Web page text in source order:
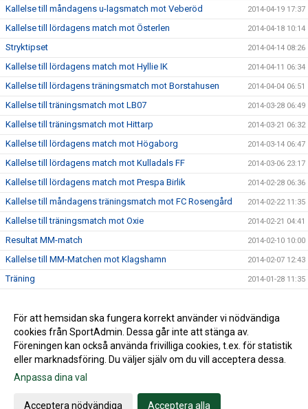
Kallelse till måndagens u-lagsmatch mot Veberöd 2014-04-19 17:37
Kallelse till lördagens match mot Österlen 2014-04-18 10:14
Stryktipset 2014-04-14 08:26
Kallelse till lördagens match mot Hyllie IK 2014-04-11 06:34
Kallelse till lördagens träningsmatch mot Borstahusen 2014-04-04 06:51
Kallelse till träningsmatch mot LB07 2014-03-28 06:49
Kallelse till träningsmatch mot Hittarp 2014-03-21 06:32
Kallelse till lördagens match mot Högaborg 2014-03-14 06:47
Kallelse till lördagens match mot Kulladals FF 2014-03-06 23:17
Kallelse till lördagens match mot Prespa Birlik 2014-02-28 06:36
Kallelse till måndagens träningsmatch mot FC Rosengård 2014-02-22 11:35
Kallelse till träningsmatch mot Oxie 2014-02-21 04:41
Resultat MM-match 2014-02-10 10:00
Kallelse till MM-Matchen mot Klagshamn 2014-02-07 12:43
Träning 2014-01-28 11:35
Lördagsträningen är inställd 2014-01-17 20:19
2014-01-14 14:02
Gå till Webbversion
För att hemsidan ska fungera korrekt använder vi nödvändiga
cookies från SportAdmin. Dessa går inte att stänga av.
Föreningen kan också använda frivilliga cookies, t.ex. för statistik
eller marknadsföring. Du väljer själv om du vill acceptera dessa.
Anpassa dina val
Acceptera nödvändiga Acceptera alla